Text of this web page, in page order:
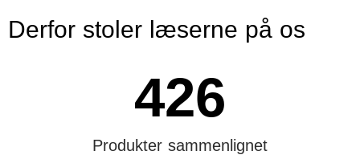
Derfor stoler læserne på os
Produkter sammenlignet
426